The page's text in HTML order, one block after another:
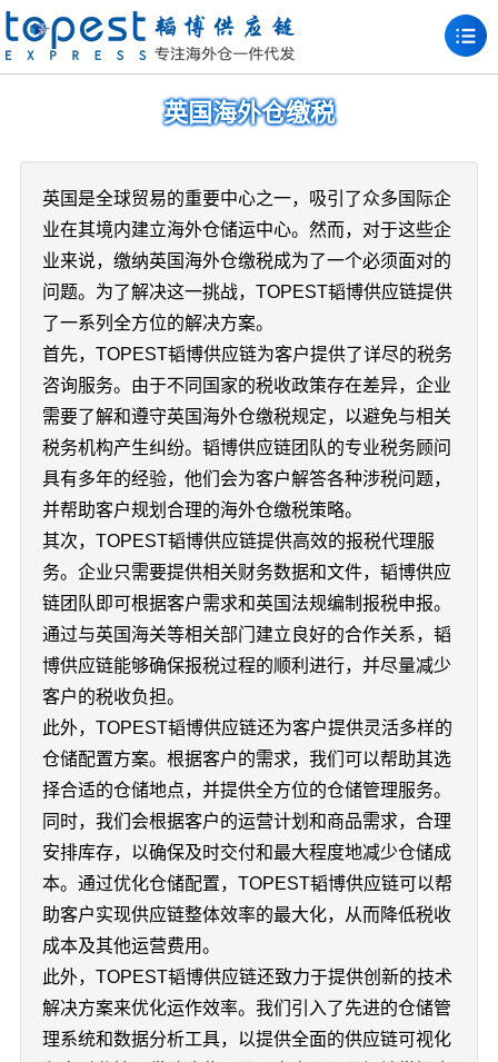
英国海外仓缴税
英国是全球贸易的重要中心之一，吸引了众多国际企
业在其境内建立海外仓储运中心。然而，对于这些企
业来说，缴纳英国海外仓缴税成为了一个必须面对的
问题。为了解决这一挑战，TOPEST韬博供应链提供
了一系列全方位的解决方案。
首先，TOPEST韬博供应链为客户提供了详尽的税务
咨询服务。由于不同国家的税收政策存在差异，企业
需要了解和遵守英国海外仓缴税规定，以避免与相关
税务机构产生纠纷。韬博供应链团队的专业税务顾问
具有多年的经验，他们会为客户解答各种涉税问题，
并帮助客户规划合理的海外仓缴税策略。
其次，TOPEST韬博供应链提供高效的报税代理服
务。企业只需要提供相关财务数据和文件，韬博供应
链团队即可根据客户需求和英国法规编制报税申报。
通过与英国海关等相关部门建立良好的合作关系，韬
博供应链能够确保报税过程的顺利进行，并尽量减少
客户的税收负担。
此外，TOPEST韬博供应链还为客户提供灵活多样的
仓储配置方案。根据客户的需求，我们可以帮助其选
择合适的仓储地点，并提供全方位的仓储管理服务。
同时，我们会根据客户的运营计划和商品需求，合理
安排库存，以确保及时交付和最大程度地减少仓储成
本。通过优化仓储配置，TOPEST韬博供应链可以帮
助客户实现供应链整体效率的最大化，从而降低税收
成本及其他运营费用。
此外，TOPEST韬博供应链还致力于提供创新的技术
解决方案来优化运作效率。我们引入了先进的仓储管
理系统和数据分析工具，以提供全面的供应链可视化